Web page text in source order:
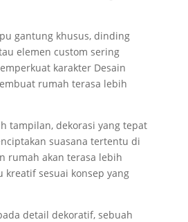
gantung khusus, dinding
elemen custom sering
karakter Desain
rumah terasa lebih
tampilan, dekorasi yang tepat
suasana tertentu di
rumah akan terasa lebih
kreatif sesuai konsep yang
detail dekoratif, sebuah